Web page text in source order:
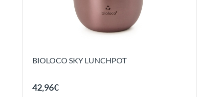
BIOLOCO SKY LUNCHPOT
42,96€